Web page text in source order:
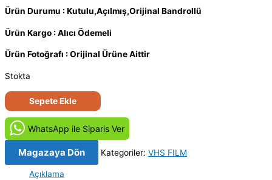
Ürün Durumu : Kutulu,Açılmış,Orijinal Bandrollü
Ürün Kargo : Alıcı Ödemeli
Ürün Fotoğrafı : Orijinal Ürüne Aittir
Stokta
Sahte
Cennet
(1994)
Orjinal
Kaset
Sepete Ekle
WhatsApp ile Siparis Ver
Magazaya Dön Kategoriler: VHS FILM
Açıklama